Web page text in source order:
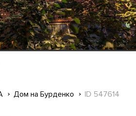
Дом на Бурденко ID 547614